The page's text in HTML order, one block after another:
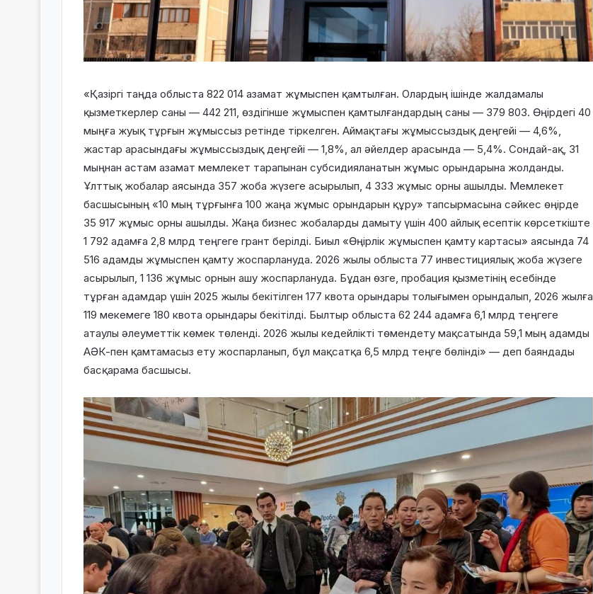
«Қазіргі таңда облыста 822 014 азамат жұмыспен қамтылған. Олардың ішінде жалдамалы
қызметкерлер саны — 442 211, өздігінше жұмыспен қамтылғандардың саны — 379 803. Өңірдегі 40
мыңға жуық тұрғын жұмыссыз ретінде тіркелген. Аймақтағы жұмыссыздық деңгейі — 4,6%,
жастар арасындағы жұмыссыздық деңгейі — 1,8%, ал әйелдер арасында — 5,4%. Сондай-ақ, 31
мыңнан астам азамат мемлекет тарапынан субсидияланатын жұмыс орындарына жолданды.
Ұлттық жобалар аясында 357 жоба жүзеге асырылып, 4 333 жұмыс орны ашылды. Мемлекет
басшысының «10 мың тұрғынға 100 жаңа жұмыс орындарын құру» тапсырмасына сәйкес өңірде
35 917 жұмыс орны ашылды. Жаңа бизнес жобаларды дамыту үшін 400 айлық есептік көрсеткіште
1 792 адамға 2,8 млрд теңгеге грант берілді. Биыл «Өңірлік жұмыспен қамту картасы» аясында 74
516 адамды жұмыспен қамту жоспарлануда. 2026 жылы облыста 77 инвестициялық жоба жүзеге
асырылып, 1 136 жұмыс орнын ашу жоспарлануда. Бұдан өзге, пробация қызметінің есебінде
тұрған адамдар үшін 2025 жылы бекітілген 177 квота орындары толығымен орындалып, 2026 жылға
119 мекемеге 180 квота орындары бекітілді. Былтыр облыста 62 244 адамға 6,1 млрд теңгеге
атаулы әлеуметтік көмек төленді. 2026 жылы кедейлікті төмендету мақсатында 59,1 мың адамды
АӘК-пен қамтамасыз ету жоспарланып, бұл мақсатқа 6,5 млрд теңге бөлінді» — деп баяндады
басқарама басшысы.